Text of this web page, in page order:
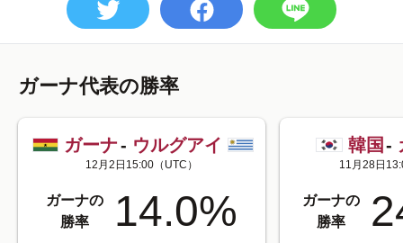
ガーナ代表の勝率
ガーナ- ウルグアイ
12月2日15:00（UTC）
ガーナの
勝率
14.0%
韓国 -
11月28日
ガーナの
勝率